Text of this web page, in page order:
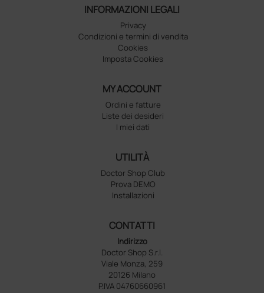
INFORMAZIONI LEGALI
Privacy
Condizioni e termini di vendita
Cookies
Imposta Cookies
MY ACCOUNT
Ordini e fatture
Liste dei desideri
I miei dati
UTILITÀ
Doctor Shop Club
Prova DEMO
Installazioni
CONTATTI
Indirizzo
Doctor Shop S.r.l.
Viale Monza, 259
20126 Milano
P.IVA 04760660961